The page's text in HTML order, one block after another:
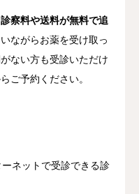
診察料や送料が無料で追
ながらお薬を受け取っ
ない方も受診いただけ
ご予約ください。
ネットで受診できる診